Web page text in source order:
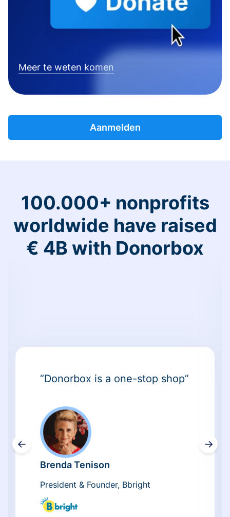
Meer te weten komen
Aanmelden
100.000+ nonprofits
worldwide have raised
€ 4B with Donorbox
←
“Donorbox is a one-stop shop”
Brenda Tenison
President & Founder, Bbright
→